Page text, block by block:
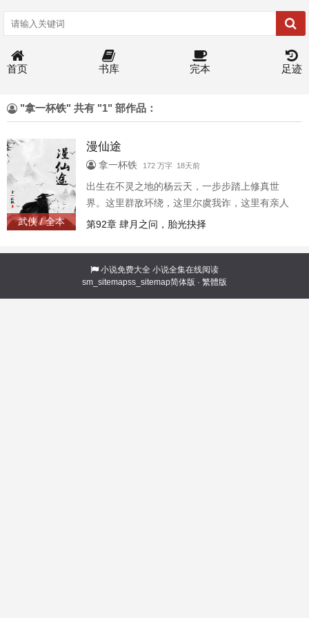
首页 书库 完本 足迹
"拿一杯铁" 共有 "1" 部作品：
武侠 / 全本
漫仙途
拿一杯铁 172 万字 18天前
出生在不灵之地的杨云天，一步步踏上修真世
界。这里群敌环绕，这里尔虞我诈，这里有亲人
朋友，这里有敌人对头，这里是个道的世界。看
主角不开挂，敌人不脑残，异性不花痴，这里就
是个真实的修仙世界！
第92章 肆月之问，胎光抉择
小说免费大全 小说全集在线阅读
sm_sitemapss_sitemap简体版 · 繁體版